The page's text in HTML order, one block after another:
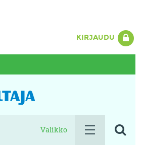
KIRJAUDU
Valikko